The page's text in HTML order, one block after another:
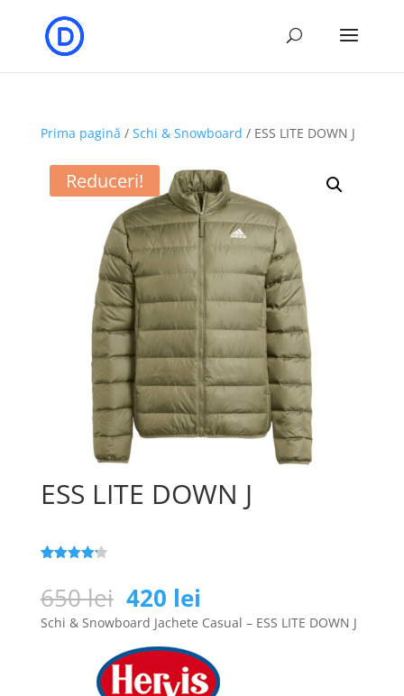
Prima pagină / Schi & Snowboard / ESS LITE DOWN J
Reduceri!
ESS LITE DOWN J
pe baza a
de
evaluări
650lei Prețul
inițial
a
fost:
650 lei.
420 lei
curent
este:
420 lei.
Schi & Snowboard Jachete Casual – ESS LITE DOWN J